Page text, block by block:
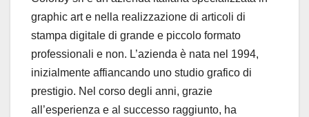
graphic art e nella realizzazione di articoli di
stampa digitale di grande e piccolo formato
professionali e non. L’azienda è nata nel 1994,
inizialmente affiancando uno studio grafico di
prestigio. Nel corso degli anni, grazie
all’esperienza e al successo raggiunto, ha